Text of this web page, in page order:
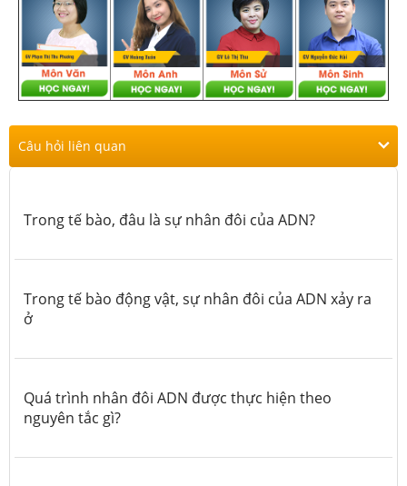
Câu hỏi liên quan
Trong tế bào, đâu là sự nhân đôi của ADN?
Trong tế bào động vật, sự nhân đôi của ADN xảy ra
ở
Quá trình nhân đôi ADN được thực hiện theo
nguyên tắc gì?